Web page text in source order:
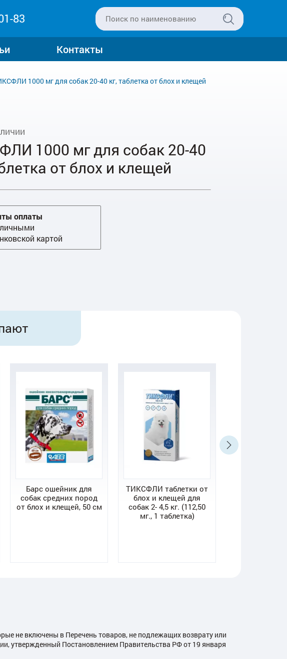
83
Контакты
1000 мг для собак 20-40 кг, таблетка от блох и клещей
1000 мг для собак 20-40
от блох и клещей
оплаты
картой
Барс ошейник для
собак средних пород
от блох и клещей, 50 см
ТИКСФЛИ таблетки от
блох и клещей для
собак 2- 4,5 кг. (112,50
мг., 1 таблетка)
не включены в Перечень товаров, не подлежащих возврату или
утвержденный Постановлением Правительства РФ от 19 января